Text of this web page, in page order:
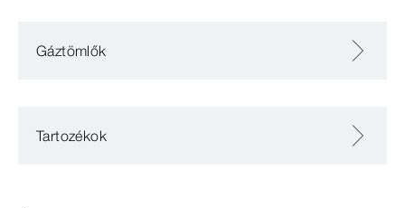
Gáztömlők
Tartozékok